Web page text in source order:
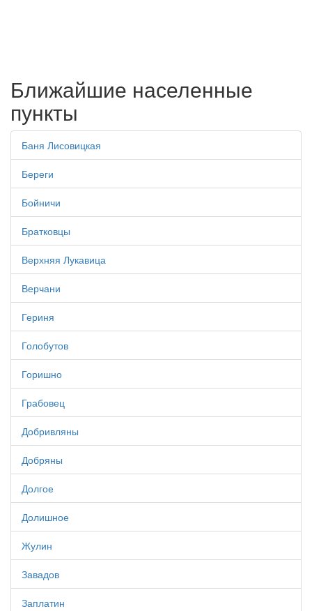
Ближайшие населенные
пункты
Баня Лисовицкая
Береги
Бойничи
Братковцы
Верхняя Лукавица
Верчани
Гериня
Голобутов
Горишно
Грабовец
Добривляны
Добряны
Долгое
Долишное
Жулин
Завадов
Заплатин